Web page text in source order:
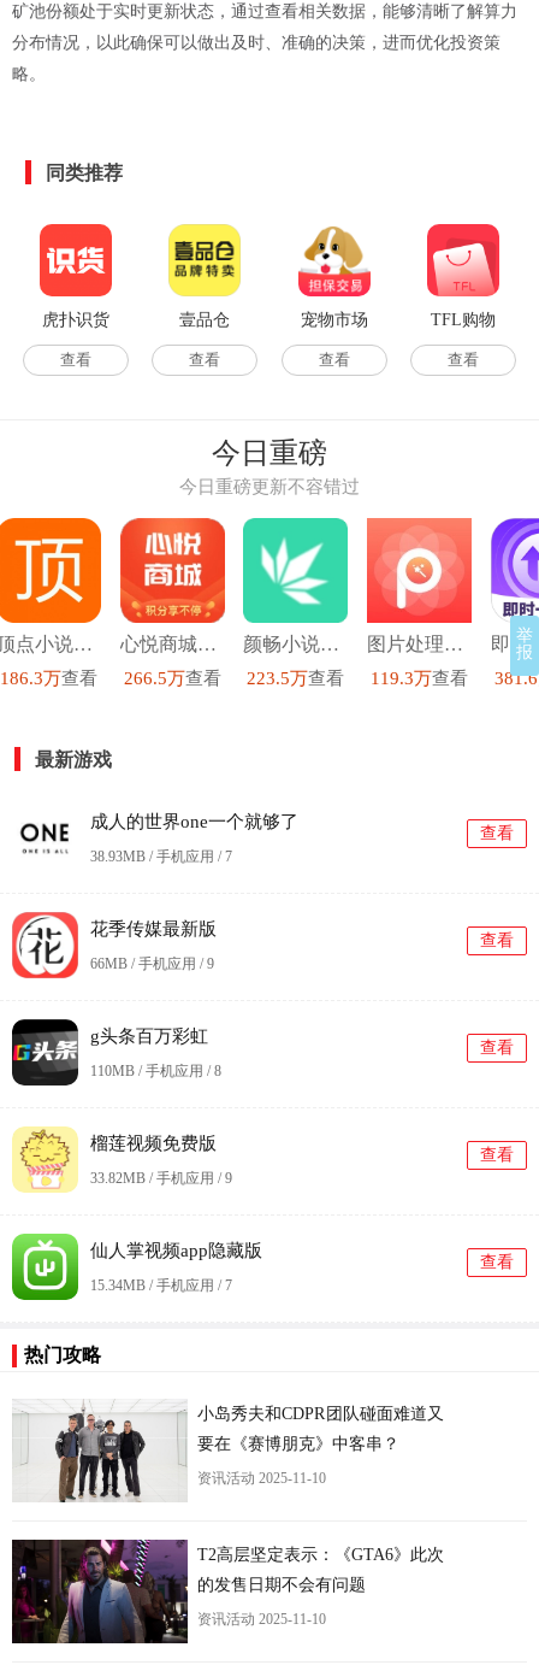
矿池份额处于实时更新状态，通过查看相关数据，能够清晰了解算力
分布情况，以此确保可以做出及时、准确的决策，进而优化投资策
略。
同类推荐
虎扑识货
查看
壹品仓
查看
宠物市场
查看
TFL购物
查看
今日重磅
今日重磅更新不容错过
顶点小说去广告版
186.3万查看
心悦商城安卓直装版
266.5万查看
颜畅小说安卓官方版
223.5万查看
图片处理p图直装版
119.3万查看
最新游戏
成人的世界one一个就够了
38.93MB / 手机应用 /7
查看
花季传媒最新版
66MB / 手机应用 /9
查看
g头条百万彩虹
110MB / 手机应用 /8
查看
榴莲视频免费版
33.82MB / 手机应用 /9
查看
仙人掌视频app隐藏版
15.34MB / 手机应用 /7
查看
热门攻略
小岛秀夫和CDPR团队碰面难道又
要在《赛博朋克》中客串？
资讯活动 2025-11-10
T2高层坚定表示：《GTA6》此次
的发售日期不会有问题
资讯活动 2025-11-10
举
报